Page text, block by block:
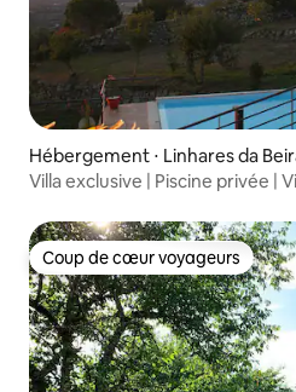
Hébergement ⋅ Linhares da
Villa exclusive | Piscine privée |
Coup de cœur voyageurs
Coup de cœur voyageurs